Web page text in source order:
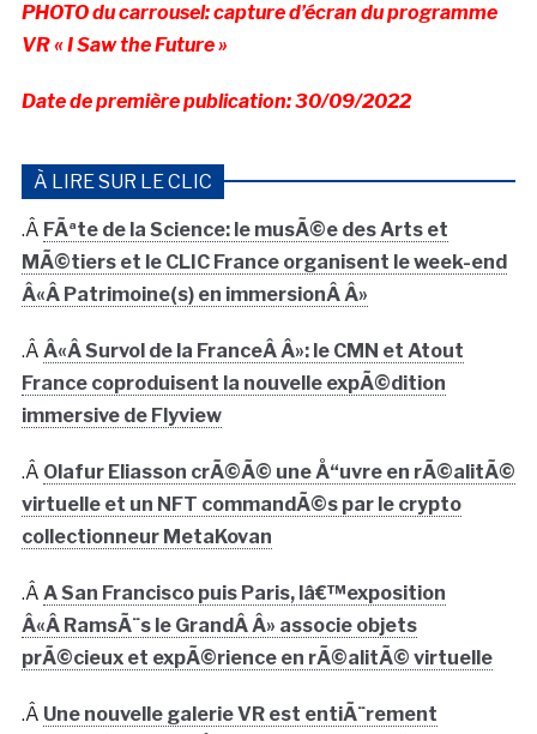
PHOTO du carrousel: capture d’écran du programme
VR « I Saw the Future »
Date de première publication: 30/09/2022
À LIRE SUR LE CLIC
.Â FÃªte de la Science: le musÃ©e des Arts et
MÃ©tiers et le CLIC France organisent le week-end
Â«Â Patrimoine(s) en immersionÂ Â»
.Â Â«Â Survol de la FranceÂ Â»: le CMN et Atout
France coproduisent la nouvelle expÃ©dition
immersive de Flyview
.Â Olafur Eliasson crÃ©Ã© une Å“uvre en rÃ©alitÃ©
virtuelle et un NFT commandÃ©s par le crypto
collectionneur MetaKovan
.Â A San Francisco puis Paris, lâ€™exposition
Â«Â RamsÃ¨s le GrandÂ Â» associe objets
prÃ©cieux et expÃ©rience en rÃ©alitÃ© virtuelle
.Â Une nouvelle galerie VR est entiÃ¨rement